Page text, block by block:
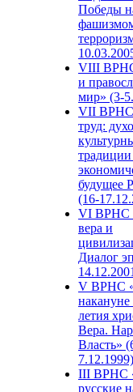
Победы
VIII
и
мир» (3-
VII ВРНС
труд:
будущее
(16-
VI ВРНС
вера и
Диалог
V ВРНС
накануне
летия
Вера.
Власть»
7.12.1999)
III ВРНС
русские